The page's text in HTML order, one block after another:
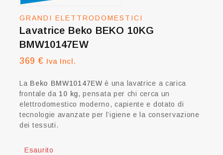
GRANDI ELETTRODOMESTICI
Lavatrice Beko BEKO 10KG
BMW10147EW
369 € Iva Incl.
La Beko BMW10147EW è una lavatrice a carica
frontale da 10 kg, pensata per chi cerca un
elettrodomestico moderno, capiente e dotato di
tecnologie avanzate per l’igiene e la conservazione
dei tessuti.
Esaurito